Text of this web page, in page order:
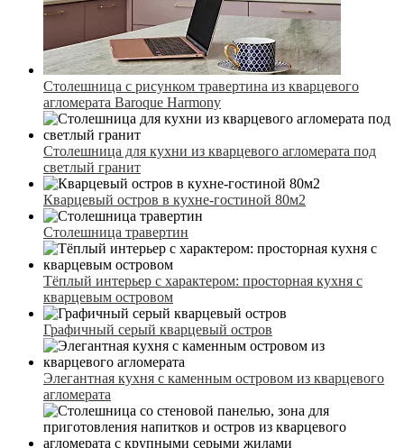
Столешница с рисунком травертина из кварцевого
агломерата Baroque Harmony
Столешница для кухни из кварцевого агломерата под
светлый гранит
Кварцевый остров в кухне-гостиной 80м2
Столешница травертин
Тёплый интерьер с характером: просторная кухня с
кварцевым островом
Графичный серый кварцевый остров
Элегантная кухня с каменным островом из кварцевого
агломерата